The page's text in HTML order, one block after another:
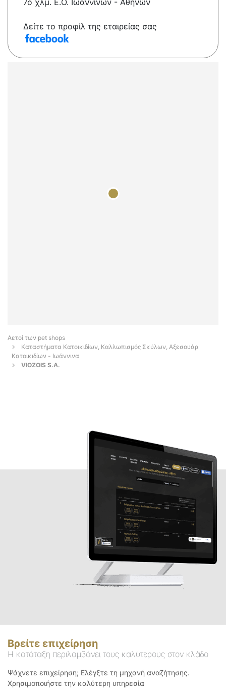
7ο χλμ. Ε.Ο. Ιωαννίνων - Αθηνών
Δείτε το προφίλ της εταιρείας σας
Αετοί των pet shops
Καταστήματα Κατοικιδίων, Καλλωπισμός Σκύλων, Αξεσουάρ
Κατοικιδίων - Ιωάννινα
VIOZOIS S.A.
Βρείτε επιχείρηση
Η κατάταξη περιλαμβάνει τους καλύτερους στον κλάδο
Ψάχνετε επιχείρηση; Ελέγξτε τη μηχανή αναζήτησης.
Χρησιμοποιήστε την καλύτερη υπηρεσία